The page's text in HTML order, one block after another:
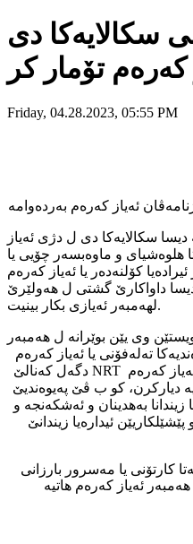
سكالایه‌كا دی
تۆمار كر
Friday, 04.28.2023, 05:55 PM
دیسا سكالایه‌كا دی ل دژی ئه‌یاز
هلوه‌شیای و ماوه‌بسه‌ر چۆیی یا
كۆلنه‌ده‌ر یا ئه‌یاز كه‌ره‌م
داواكارێ گشتی ل هه‌ولێرێ
لهه‌مبه‌ر ئه‌یازی بكار بینیت.
وی یێن بوێرانه‌ ل هه‌مبه‌ر
ته‌له‌فۆنی یا ئه‌یاز كه‌ره‌م
دگه‌ل كه‌نالێ NRT ژلاێ داواكارێ گشتی ڤه‌ به‌رامبه‌ر ئه‌یاز كه‌ره‌م
دیاركرن، كو ب ڤێ په‌یوه‌ندیێ
به‌هدینان و ئه‌شكه‌نجه‌ و
ئیداره‌یا زیندانێ
كارتۆنی یا مه‌سرور بارزانی
ئه‌یاز كه‌ره‌م هاتیه‌